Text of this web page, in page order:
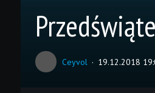
Ceyvol 19.12.2018